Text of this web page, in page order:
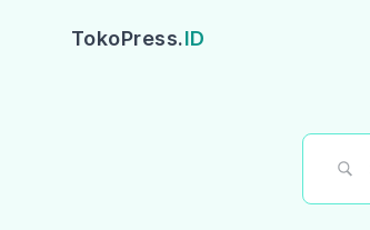
TokoPress.ID